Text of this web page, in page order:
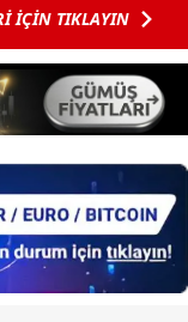
İÇİN TIKLAYIN